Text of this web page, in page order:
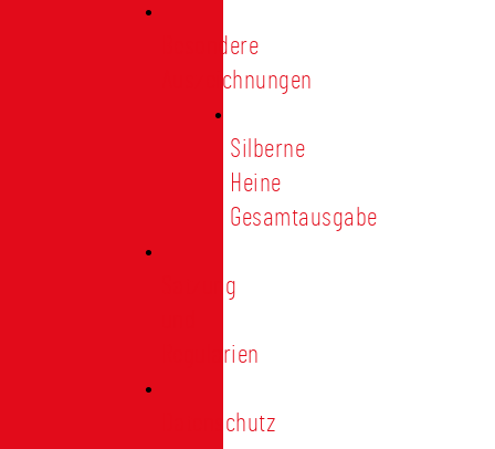
Besondere
Auszeichnungen
Silberne
Heine
Gesamtausgabe
Satzung
Regularien
Datenschutz